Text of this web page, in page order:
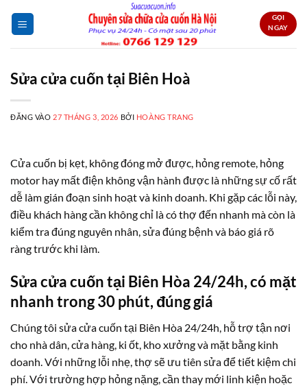
GỌI
NGAY
Sửa cửa cuốn tại Biên Hoà
ĐĂNG VÀO 27 THÁNG 3, 2026 BỞI HOÀNG TRANG
Cửa cuốn bị kẹt, không đóng mở được, hỏng remote, hỏng
motor hay mất điện không vận hành được là những sự cố rất
dễ làm gián đoạn sinh hoạt và kinh doanh. Khi gặp các lỗi này,
điều khách hàng cần không chỉ là có thợ đến nhanh mà còn là
kiểm tra đúng nguyên nhân, sửa đúng bệnh và báo giá rõ
ràng trước khi làm.
Sửa cửa cuốn tại Biên Hòa 24/24h, có mặt
nhanh trong 30 phút, đúng giá
Chúng tôi sửa cửa cuốn tại Biên Hòa 24/24h, hỗ trợ tận nơi
cho nhà dân, cửa hàng, ki ốt, kho xưởng và mặt bằng kinh
doanh. Với những lỗi nhẹ, thợ sẽ ưu tiên sửa để tiết kiệm chi
phí. Với trường hợp hỏng nặng, cần thay mới linh kiện hoặc